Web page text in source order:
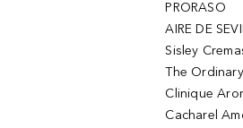
PRORASO
AIRE DE
Sisley
The Ordinary
Clinique
Cacharel